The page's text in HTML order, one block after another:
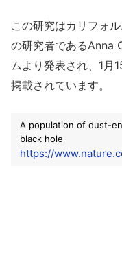
この研究はカリフォ
の研究者であるAnna
ムより発表され、1月
掲載されています。
A population of dust-
black hole
https://